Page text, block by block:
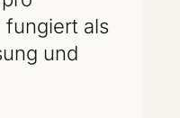
fungiert als
und